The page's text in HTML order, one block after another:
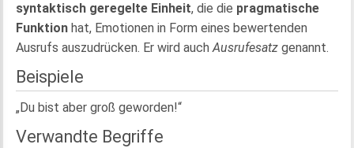
syntaktisch geregelte Einheit, die die pragmatische
Funktion hat, Emotionen in Form eines bewertenden
Ausrufs auszudrücken. Er wird auchAusrufesatz genannt.
Beispiele
„Du bist aber groß geworden!“
Verwandte Begriffe